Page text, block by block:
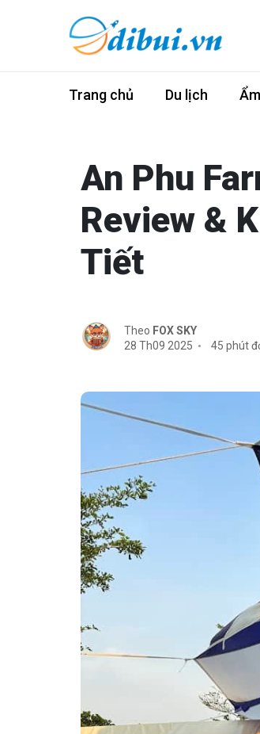
Trang chủ Du lịch
An Phu
Review &
Tiết
Theo FOX SKY
28 Th09 2025
45 phút